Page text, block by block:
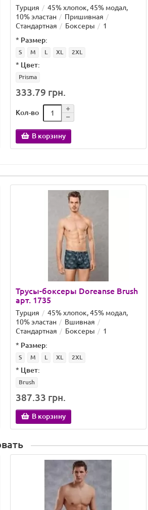
Турция
45% хлопок, 45% модал,
10% эластан
Пришивная
Стандартная
Боксеры
1
* Размер:
S M L XL 2XL
* Цвет:
Prisma
333.79 грн.
Кол-во
В корзину
Трусы-боксеры Doreanse Brush
арт. 1735
Турция
45% хлопок, 45% модал,
10% эластан
Вшивная
Стандартная
Боксеры
1
* Размер:
S M L XL 2XL
* Цвет:
Brush
387.33 грн.
В корзину